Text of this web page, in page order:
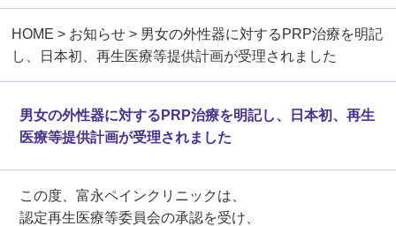
HOME > お知らせ > 男女の外性器に対するPRP治療を明記
し、日本初、再生医療等提供計画が受理されました
男女の外性器に対するPRP治療を明記し、日本初、再生
医療等提供計画が受理されました
この度、富永ペインクリニックは、
認定再生医療等委員会の承認を受け、